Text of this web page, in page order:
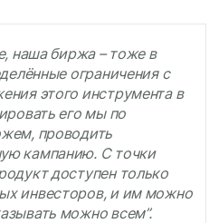
наша биржа – тоже в
ограничения с
этого инструмента в
его мы по
проводить
кампанию. С точки
доступен только
инвесторов, и им можно
можно всем”.